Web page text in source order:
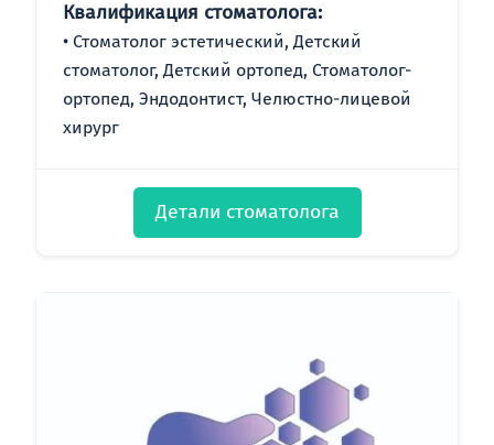
Квалификация стоматолога:
Стоматолог эстетический, Детский
стоматолог, Детский ортопед, Стоматолог-
ортопед, Эндодонтист, Челюстно-лицевой
хирург
Детали стоматолога